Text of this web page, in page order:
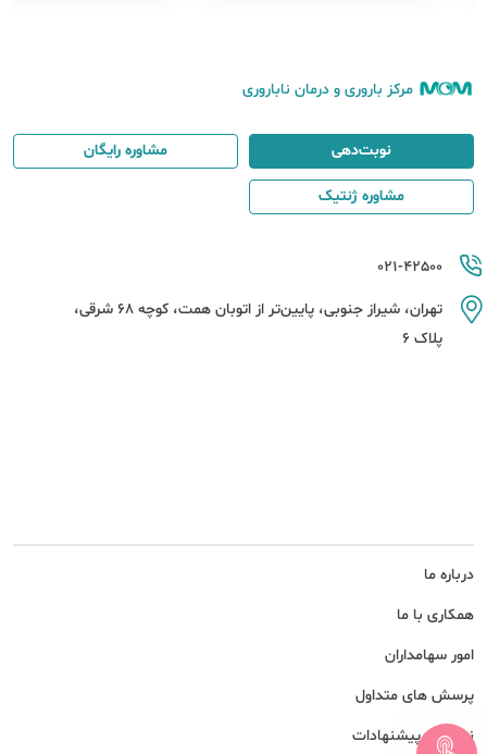
مرکز باروری و درمان ناباروری
درباره ما
همکاری با ما
امور سهامداران
پرسش های متداول
نظرات و پیشنهادات
021-42500
تهران، شیراز جنوبی، پایین‌تر از اتوبان همت، کوچه 68 شرقی،
پلاک 6
نوبت‌دهی مشاوره رایگان
مشاوره ژنتیک